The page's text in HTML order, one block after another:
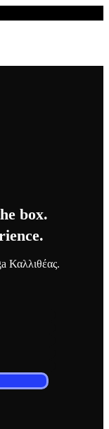
box.
Καλλιθέας.